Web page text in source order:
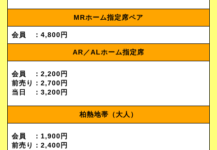
MRホーム指定席ペア
会員 ：4,800円
AR／ALホーム指定席
会員 ：2,200円
前売り：2,700円
当日 ：3,200円
柏熱地帯（大人）
会員 ：1,900円
前売り：2,400円